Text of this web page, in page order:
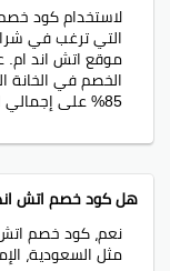
قم بزيارة
ام، وعضويتك في
مباشرة لبريدك.
تأكد من تدقيق
أحدث العروض.
سجل في نشرتنا
H&M وغيرها.
التي ترغب في
موقع اتش اند ام.
الخصم في
85% على إجمالي المبلغ.
هل كود خصم اتش اند ام 2026 ساري في جميع
مثل السعودية،